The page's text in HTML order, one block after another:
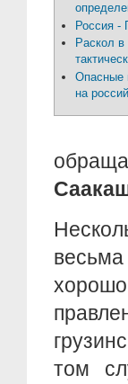
Россия -
Раскол
Опасные
на
том